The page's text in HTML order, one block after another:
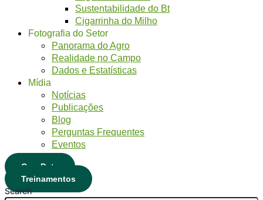
Sustentabilidade do Bt
Cigarrinha do Milho
Fotografia do Setor
Panorama do Agro
Realidade no Campo
Dados e Estatísticas
Mídia
Notícias
Publicações
Blog
Perguntas Frequentes
Eventos
CropData
Treinamentos
Search